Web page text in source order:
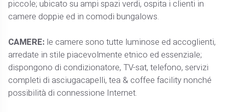
piccole; ubicato su ampi spazi verdi, ospita i clienti in
camere doppie ed in comodi bungalows.
CAMERE: le camere sono tutte luminose ed accoglienti,
arredate in stile piacevolmente etnico ed essenziale;
dispongono di condizionatore, TV-sat, telefono, servizi
completi di asciugacapelli, tea & coffee facility nonché
possibilità di connessione Internet.